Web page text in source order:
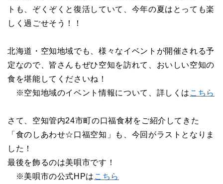
トも、ぞくぞくと復活していて、今年の夏はとっても楽
しく過ごせそう！！
北海道・空知地域でも、様々なイベントが開催される予
定なので、皆さんもぜひ空知を訪れて、おいしい空知の
食を堪能してくださいね！
※空知地域のイベント情報について、詳しくは こちら
さて、空知管内24市町の口福食材をご紹介してきた
「食のしあわせ☆口福空知」も、今回がラストとなりま
した！
最後を飾るのは美唄市です！
※美唄市の公式HPは こちら